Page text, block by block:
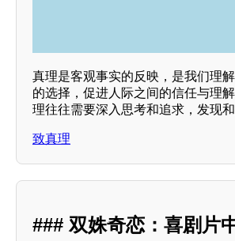
真理是客观事实的反映，是我们理
的选择，促进人际之间的信任与理
理往往需要深入思考和追求，发现
致真理
### 双姝奇恋：喜剧片